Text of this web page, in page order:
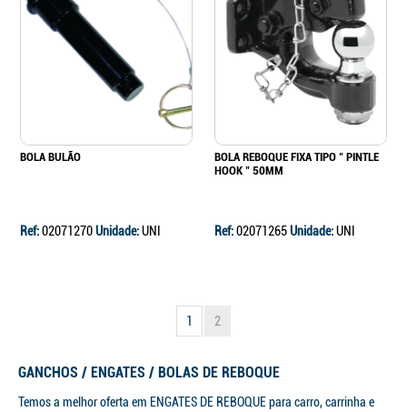
BOLA BULÃO
Ref:02071270Unidade:UNI
BOLA REBOQUE FIXA TIPO " PINTLE
HOOK " 50MM
Ref:02071265Unidade:UNI
1 2
GANCHOS / ENGATES / BOLAS DE REBOQUE
Temos a melhor oferta em ENGATES DE REBOQUE para carro, carrinha e